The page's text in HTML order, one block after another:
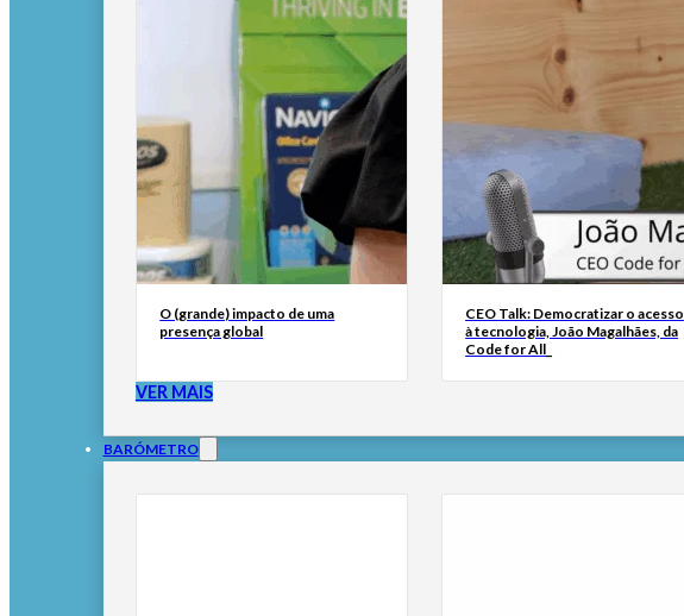
O (grande) impacto de uma
presença global
CEO Talk: Democratizar o acesso
à tecnologia, João Magalhães, da
Code for All_
VER MAIS
BARÓMETRO